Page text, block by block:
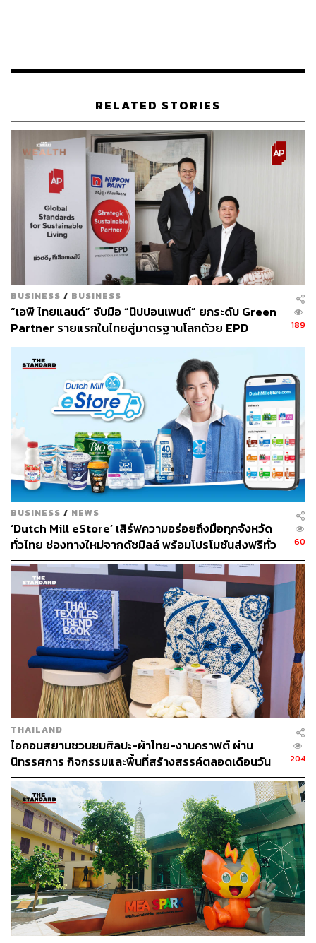
การรณรงค์ให้ทุกคนอยู่บ้าน หยุดเชื้อ เพื่อลดการแพร่
กระจายของเชื้อโควิด-19 และการสวมใส่หน้ากากอนามัยทุก
ครั้งเมื่อจำเป็นต้องออกไปนอกบ้าน หรือในกลุ่มคนที่ต้อง
กักตัวอยู่ในบ้านและอยู่ร่วมกับคนในครอบครัว การสวมใส่
หน้ากากอนามัยก็เป็นสิ่งจำเป็น ปัจจัยเหล่านี้ส่งผลให้ปริมาณ
ขยะประเภทกล่องพลาสติก ถุงพลาสติก กระป๋อง ที่เกิดจาก
Food Delivery เพิ่มสูงขึ้น รวมถึงขยะติดเชื้อ ซึ่งถือเป็นขยะ
รูปแบบใหม่ที่กลายเป็นโจทย์ใหม่ของผู้ประกอบการด้าน
อสังหาริมทรัพย์ในการจัดการขยะเหล่านี้
แบรนด์อสังหาริมทรัพย์ไทยที่เดินหน้าใส่ใจด้านสิ่งแวดล้อม
มาโดยตลอดอย่าง แสนสิริ เอง ก็นำร่องเซต New Normal
ด้าน Waste Management ของโครงการที่อยู่อาศัย เพื่อ
มาตรการจัดการขยะติดเชื้อช่วงโควิด-19
ตัวเลขความสำเร็จการคัดแยกรีไซเคิลใน T77 Community
พบว่า ระหว่างเดือนมกราคมถึงมีนาคม 2020 จำนวนรีไซเคิล
สูงถึง 10,463.4 กิโลกรัม แบ่งเป็น มกราคม 2,272 กิโลกรัม,
กุมภาพันธ์ 3,041.7 กิโลกรัม และมีนาคม 4,315.2 กิโลกรัม
หากสังเกตให้ดีจะพบว่า ตัวเลขรีไซเคิลในเดือนมีนาคมสูง
กว่าเดือนมกราคมถึง 2043.2 กิโลกรัม มีความเป็นไปได้ว่า
ตัวเลขขยะที่เพิ่มสูงขึ้น เป็นผลกระทบมาจากสถานการณ์โค
วิด-19 ทำให้คนต้องอยู่บ้านกันมากขึ้น
สิ่งที่น่าสนใจกว่านั้นคือ สองสัปดาห์สุดท้ายของเดือนมีนาคม
พบหน้ากากอนามัยใช้แล้วเฉลี่ย 55,000 ชิ้นใน T77
Community จริยากล่าวว่า “นอกจากปริมาณขยะจาก Food
Delivery เพิ่มขึ้นถึง 45 เปอร์เซ็นต์ โดยเป็นรีไซเคิลประเภท
พลาสติกและกระป๋องอะลูมิเนียมเพิ่มสูงขึ้นถึง 1 หมื่น
RELATED STORIES
BUSINESS / BUSINESS
“เอพี ไทยแลนด์” จับมือ “นิปปอนเพนต์” ยกระดับ Green
Partner รายแรกในไทยสู่มาตรฐานโลกด้วย EPD
International พร้อมชูแนวคิด Global Standards for
Global Sustainable Living ส่งมอบบ้านคุณภาพ ลด
ผลกระทบต่อสิ่งแวดล้อม พร้อมปั้นนักออกแบบที่ใส่ใจโลก
189
BUSINESS / NEWS
‘Dutch Mill eStore’ เสิร์ฟความอร่อยถึงมือทุกจังหวัด
ทั่วไทย ช่องทางใหม่จากดัชมิลล์ พร้อมโปรโมชันส่งฟรีทั่ว
ประเทศ ส่งไว สั่งก่อนเที่ยง ได้ของวันถัดไป ส่งสินค้าแบบ
เย็นตรงจากโรงงาน [ADVERTORIAL]
60
THAILAND
ไอคอนสยามชวนชมศิลปะ-ผ้าไทย-งานคราฟต์ ผ่าน
นิทรรศการ กิจกรรมและพื้นที่สร้างสรรค์ตลอดเดือนวัน
แม่ [ADVERTORIAL]
204